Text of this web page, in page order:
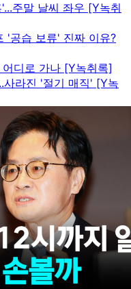
주말 날씨 좌우 [Y녹취
'공습 보류' 진짜 이유?
디로 가나 [Y녹취록]
사라진 '절기 매직' [Y녹